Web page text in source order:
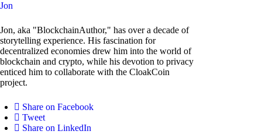
Jon
Jon, aka "BlockchainAuthor," has over a decade of
storytelling experience. His fascination for
decentralized economies drew him into the world of
blockchain and crypto, while his devotion to privacy
enticed him to collaborate with the CloakCoin
project.
Share on Facebook
Tweet
Share on LinkedIn